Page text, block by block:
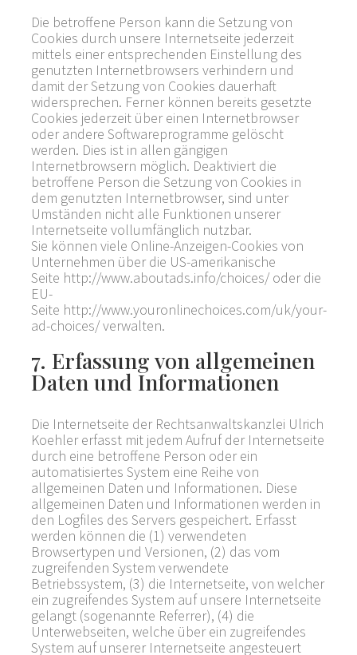
Die betroffene Person kann die Setzung von
Cookies durch unsere Internetseite jederzeit
mittels einer entsprechenden Einstellung des
genutzten Internetbrowsers verhindern und
damit der Setzung von Cookies dauerhaft
widersprechen. Ferner können bereits gesetzte
Cookies jederzeit über einen Internetbrowser
oder andere Softwareprogramme gelöscht
werden. Dies ist in allen gängigen
Internetbrowsern möglich. Deaktiviert die
betroffene Person die Setzung von Cookies in
dem genutzten Internetbrowser, sind unter
Umständen nicht alle Funktionen unserer
Internetseite vollumfänglich nutzbar.
Sie können viele Online-Anzeigen-Cookies von
Unternehmen über die US-amerikanische
Seite http://www.aboutads.info/choices/ oder die
EU-
Seite http://www.youronlinechoices.com/uk/your-
ad-choices/ verwalten.
7. Erfassung von allgemeinen
Daten und Informationen
Die Internetseite der Rechtsanwaltskanzlei Ulrich
Koehler erfasst mit jedem Aufruf der Internetseite
durch eine betroffene Person oder ein
automatisiertes System eine Reihe von
allgemeinen Daten und Informationen. Diese
allgemeinen Daten und Informationen werden in
den Logfiles des Servers gespeichert. Erfasst
werden können die (1) verwendeten
Browsertypen und Versionen, (2) das vom
zugreifenden System verwendete
Betriebssystem, (3) die Internetseite, von welcher
ein zugreifendes System auf unsere Internetseite
gelangt (sogenannte Referrer), (4) die
Unterwebseiten, welche über ein zugreifendes
System auf unserer Internetseite angesteuert